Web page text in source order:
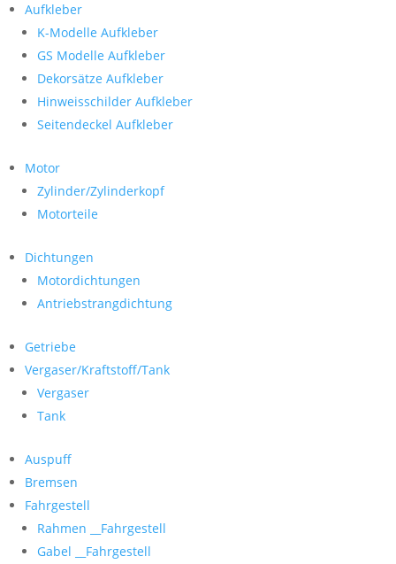
Aufkleber
K-Modelle Aufkleber
GS Modelle Aufkleber
Dekorsätze Aufkleber
Hinweisschilder Aufkleber
Seitendeckel Aufkleber
Motor
Zylinder/Zylinderkopf
Motorteile
Dichtungen
Motordichtungen
Antriebstrangdichtung
Getriebe
Vergaser/Kraftstoff/Tank
Vergaser
Tank
Auspuff
Bremsen
Fahrgestell
Rahmen __Fahrgestell
Gabel __Fahrgestell